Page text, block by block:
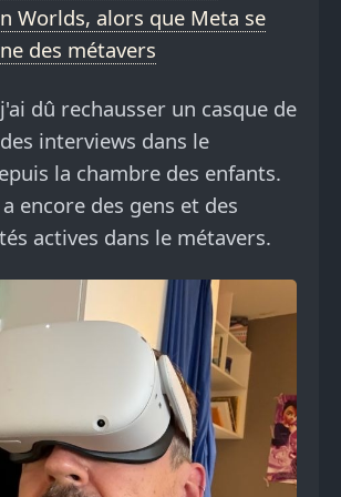
Worlds, alors que Meta se
des métavers
dû rechausser un casque de
interviews dans le
la chambre des enfants.
encore des gens et des
actives dans le métavers.